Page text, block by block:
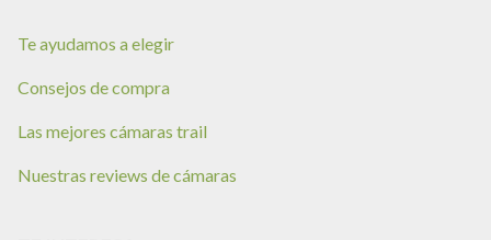
Te ayudamos a elegir
Consejos de compra
Las mejores cámaras trail
Nuestras reviews de cámaras